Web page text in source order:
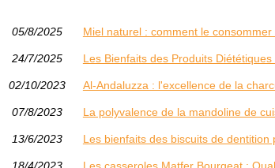
05/8/2025 Miel naturel : comment le
24/7/2025 Les Bienfaits des Produits
02/10/2023 Al-Andaluzza : l'excellence de la
07/8/2023 La polyvalence de la mandoline de
13/6/2023 Les bienfaits des biscuits de dentition
18/4/2023 Les casseroles Matfer Bourgeat :